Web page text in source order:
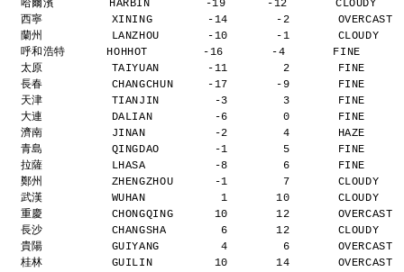
哈爾濱        HARBIN        -19      -12       CLOUDY
西寧          XINING        -14       -2       OVERCAST
蘭州          LANZHOU       -10       -1       CLOUDY
呼和浩特      HOHHOT        -16       -4       FINE
太原          TAIYUAN       -11        2       FINE
長春          CHANGCHUN     -17       -9       FINE
天津          TIANJIN        -3        3       FINE
大連          DALIAN         -6        0       FINE
濟南          JINAN          -2        4       HAZE
青島          QINGDAO        -1        5       FINE
拉薩          LHASA          -8        6       FINE
鄭州          ZHENGZHOU      -1        7       CLOUDY
武漢          WUHAN           1       10       CLOUDY
重慶          CHONGQING      10       12
長沙          CHANGSHA        6       12       CLOUDY
貴陽          GUIYANG         4        6       OVERCAST
桂林          GUILIN         10       14       OVERCAST